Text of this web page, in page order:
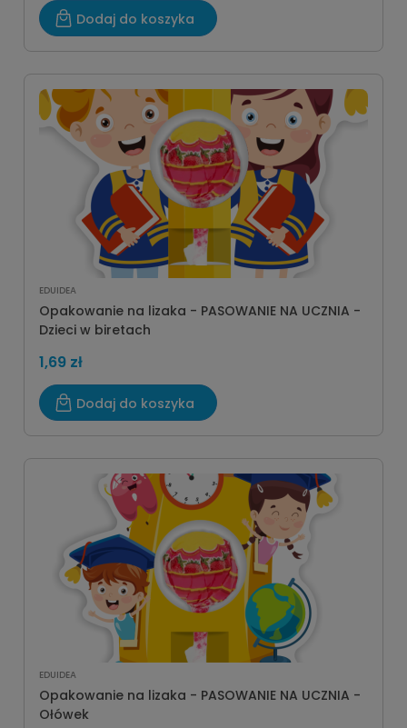
Dodaj do koszyka
EDUIDEA
Opakowanie na lizaka - PASOWANIE NA UCZNIA -
Dzieci w biretach
1,69 zł
Dodaj do koszyka
EDUIDEA
Opakowanie na lizaka - PASOWANIE NA UCZNIA -
Ołówek